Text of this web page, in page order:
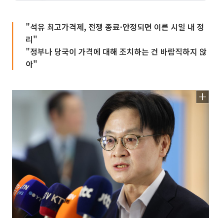
"석유 최고가격제, 전쟁 종료·안정되면 이른 시일 내 정
리"
"정부나 당국이 가격에 대해 조치하는 건 바람직하지 않
아"